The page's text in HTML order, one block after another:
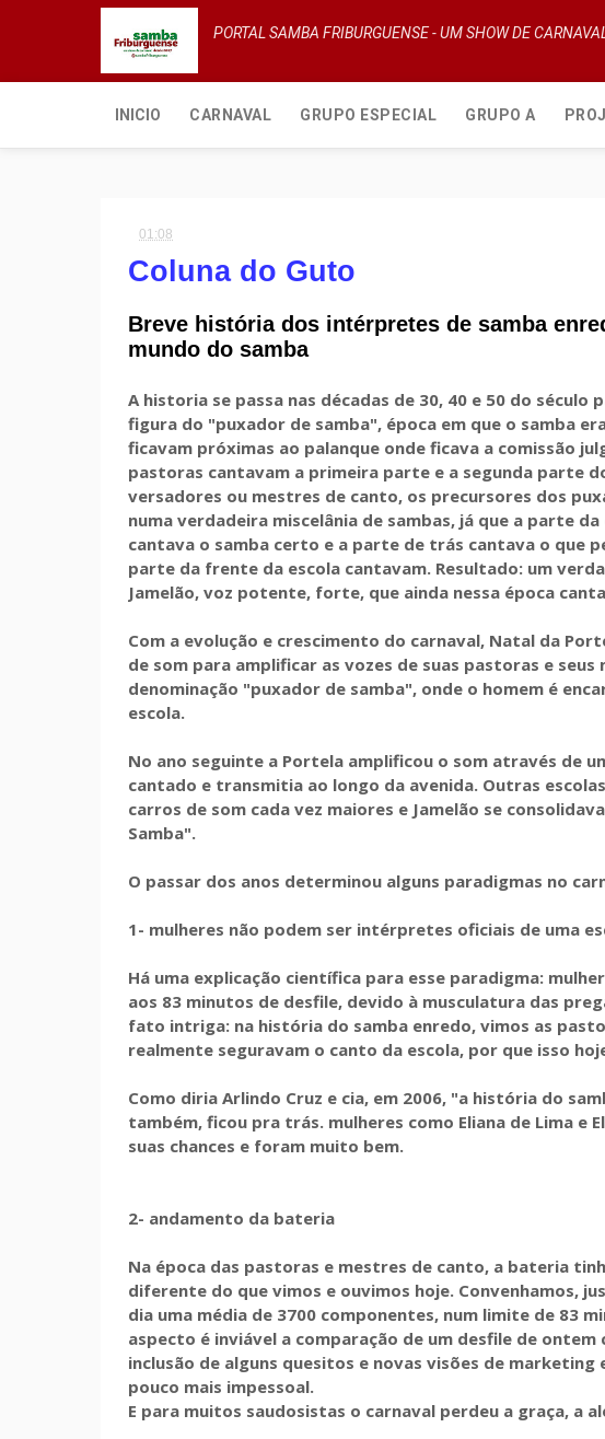
PORTAL SAMBA FRIBURGUENSE - UM SHOW DE
INICIO CARNAVAL GRUPO ESPECIAL GRUPO A
01:08
Coluna do Guto
Breve história dos intérpretes de samba
mundo do samba
A historia se passa nas décadas de 30, 40 e 50 do século
figura do "puxador de samba", época em que o samba
ficavam próximas ao palanque onde ficava a comissão
pastoras cantavam a primeira parte e a segunda parte
versadores ou mestres de canto, os precursores dos
numa verdadeira miscelânia de sambas, já que a parte
cantava o samba certo e a parte de trás cantava o que
parte da frente da escola cantavam. Resultado: um
Jamelão, voz potente, forte, que ainda nessa época
Com a evolução e crescimento do carnaval, Natal da
de som para amplificar as vozes de suas pastoras e
denominação "puxador de samba", onde o homem é
escola.
No ano seguinte a Portela amplificou o som através de
cantado e transmitia ao longo da avenida. Outras
carros de som cada vez maiores e Jamelão se
Samba".
O passar dos anos determinou alguns paradigmas no
1- mulheres não podem ser intérpretes oficiais de uma
Há uma explicação científica para esse paradigma:
aos 83 minutos de desfile, devido à musculatura das
fato intriga: na história do samba enredo, vimos as
realmente seguravam o canto da escola, por que isso
Como diria Arlindo Cruz e cia, em 2006, "a história do
também, ficou pra trás. mulheres como Eliana de Lima e
suas chances e foram muito bem.
2- andamento da bateria
Na época das pastoras e mestres de canto, a bateria
diferente do que vimos e ouvimos hoje. Convenhamos,
dia uma média de 3700 componentes, num limite de 83
aspecto é inviável a comparação de um desfile de ontem
inclusão de alguns quesitos e novas visões de
pouco mais impessoal.
E para muitos saudosistas o carnaval perdeu a graça, a